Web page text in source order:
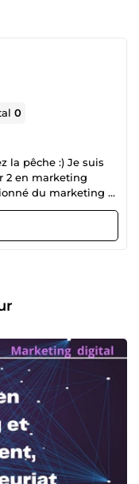
0
la pêche :) Je suis
du marketing et
activités de
ce qui est de
start-upers,
l’essentiel, mon
en client
produit/service. Je
Facebook et
 Rédaction
 Coaching
dans les domaines
ce sera un plaisir
business.